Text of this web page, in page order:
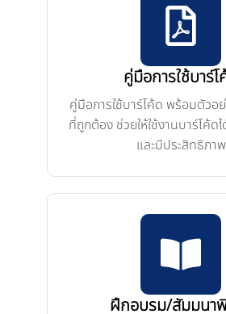
คู่มือการใช้บาร์
คู่มือการใช้บาร์โค้ด พร้อมตัวอ
ที่ถูกต้อง ช่วยให้ใช้งานบาร์โค้ด
และมีประสิทธิภาพ
ฝึกอบรม/สัมมนา